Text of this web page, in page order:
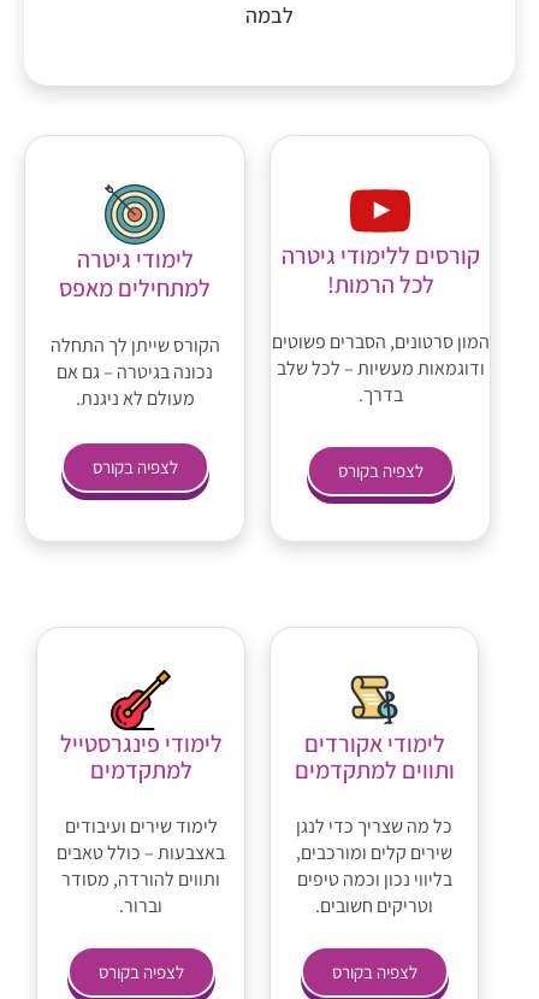
לבמה
קורסים ללימודי גיטרה
לכל הרמות!
המון סרטונים, הסברים פשוטים
ודוגמאות מעשיות – לכל שלב
בדרך.
לצפיה בקורס
לימודי גיטרה
למתחילים מאפס
הקורס שייתן לך התחלה
נכונה בגיטרה – גם אם
מעולם לא ניגנת.
לצפיה בקורס
לימודי אקורדים
ותווים למתקדמים
כל מה שצריך כדי לנגן
שירים קלים ומורכבים,
בליווי נכון וכמה טיפים
וטריקים חשובים.
לצפיה בקורס
לימודי פינגרסטייל
למתקדמים
לימוד שירים ועיבודים
באצבעות – כולל טאבים
ותווים להורדה, מסודר
וברור.
לצפיה בקורס